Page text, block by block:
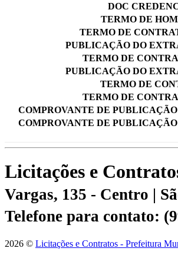
DOC
TERMO DE
TERMO DE
PUBLICAÇÃO DO
TERMO DE
PUBLICAÇÃO DO
TERMO DE
TERMO DE
COMPROVANTE DE
COMPROVANTE DE
Licitações e
Vargas, 135 - Centro |
Telefone para contato:
2026 © Licitações e Contratos - Prefeitura